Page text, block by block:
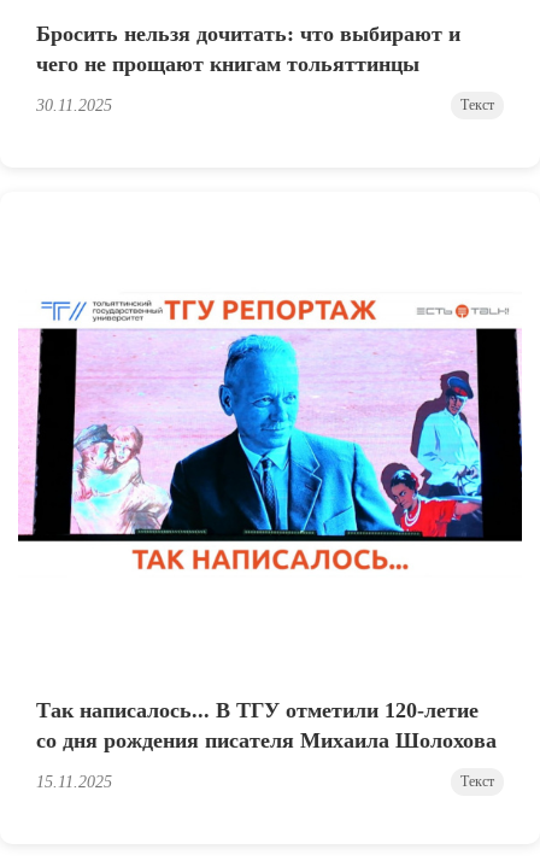
Бросить нельзя дочитать: что выбирают и
чего не прощают книгам тольяттинцы
30.11.2025 Текст
Так написалось... В ТГУ отметили 120-летие
со дня рождения писателя Михаила Шолохова
15.11.2025 Текст